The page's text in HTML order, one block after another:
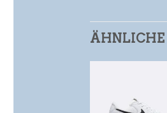
ÄHNLICHE